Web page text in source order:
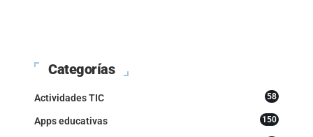
Categorías
Actividades TIC 58
Apps educativas 150